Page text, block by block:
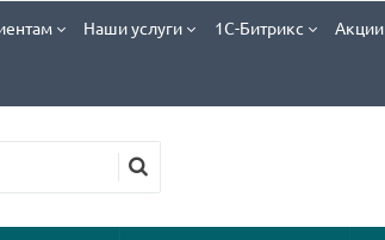
Наши услуги 1С-Битрикс Акции